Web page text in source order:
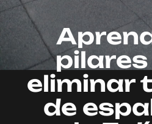
eliminar
de